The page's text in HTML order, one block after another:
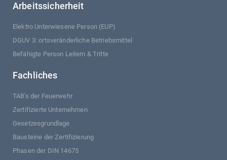
Arbeitssicherheit
Elektro Unterwiesene Person (EUP)
DGUV 3: ortsveränderliche Betriebsmittel
Befähigte Person Leitern & Tritte
Fachliches
TAB's der Feuerwehr
Zertifizierte Unternehmen
Gesetzesgrundlage
Bausteine der Zertifizierung
Phasen der DIN 14675